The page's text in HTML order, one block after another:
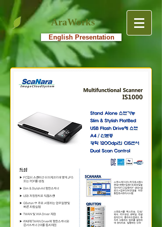
AraWorks
English Presentation